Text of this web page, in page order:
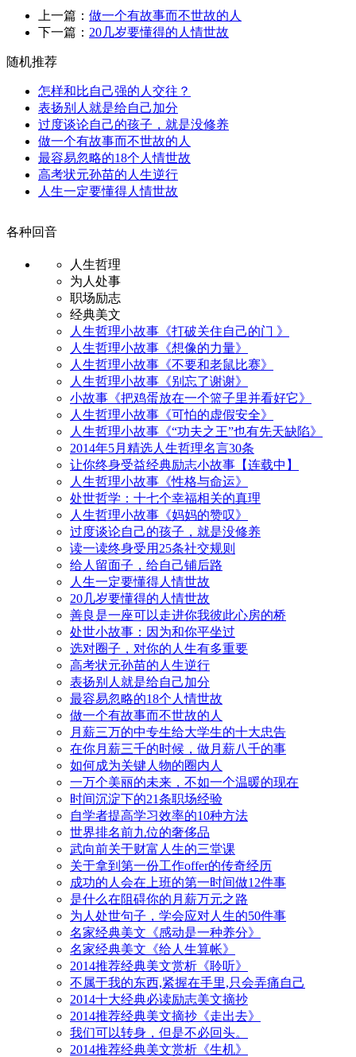
上一篇： 做一个有故事而不世故的人
下一篇： 20几岁要懂得的人情世故
随机推荐
怎样和比自己强的人交往？
表扬别人就是给自己加分
过度谈论自己的孩子，就是没修养
做一个有故事而不世故的人
最容易忽略的18个人情世故
高考状元孙苗的人生逆行
人生一定要懂得人情世故
各种回音
人生哲理
为人处事
职场励志
经典美文
人生哲理小故事《打破关住自己的门 》
人生哲理小故事《想像的力量》
人生哲理小故事《不要和老鼠比赛》
人生哲理小故事《别忘了谢谢》
小故事《把鸡蛋放在一个篮子里并看好它》
人生哲理小故事《可怕的虚假安全》
人生哲理小故事《“功夫之王”也有先天缺陷》
2014年5月精选人生哲理名言30条
让你终身受益经典励志小故事【连载中】
人生哲理小故事《性格与命运》
处世哲学：十七个幸福相关的真理
人生哲理小故事《妈妈的赞叹》
过度谈论自己的孩子，就是没修养
读一读终身受用25条社交规则
给人留面子，给自己铺后路
人生一定要懂得人情世故
20几岁要懂得的人情世故
善良是一座可以走进你我彼此心房的桥
处世小故事：因为和你平坐过
选对圈子，对你的人生有多重要
高考状元孙苗的人生逆行
表扬别人就是给自己加分
最容易忽略的18个人情世故
做一个有故事而不世故的人
月薪三万的中专生给大学生的十大忠告
在你月薪三千的时候，做月薪八千的事
如何成为关键人物的圈内人
一万个美丽的未来，不如一个温暖的现在
时间沉淀下的21条职场经验
自学者提高学习效率的10种方法
世界排名前九位的奢侈品
武向前关于财富人生的三堂课
关于拿到第一份工作offer的传奇经历
成功的人会在上班的第一时间做12件事
是什么在阻碍你的月薪万元之路
为人处世句子，学会应对人生的50件事
名家经典美文《感动是一种养分》
名家经典美文《给人生算帐》
2014推荐经典美文赏析《聆听》
不属于我的东西,紧握在手里,只会弄痛自己
2014十大经典必读励志美文摘抄
2014推荐经典美文摘抄《走出去》
我们可以转身，但是不必回头。
2014推荐经典美文赏析《生机》